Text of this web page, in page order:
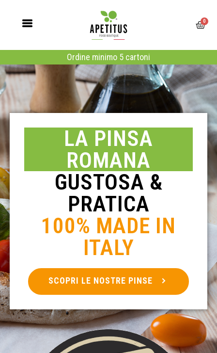
0
LA PINSA
ROMANA
GUSTOSA &
PRATICA
100% MADE IN
ITALY
SCOPRI LE NOSTRE PINSE